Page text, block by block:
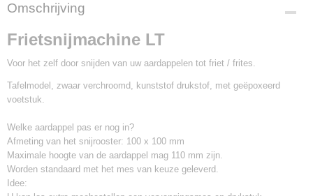
Omschrijving
Frietsnijmachine LT
Voor het zelf door snijden van uw aardappelen tot friet / frites.
Tafelmodel, zwaar verchroomd, kunststof drukstof, met geëpoxeerd
voetstuk.
Welke aardappel pas er nog in?
Afmeting van het snijrooster: 100 x 100 mm
Maximale hoogte van de aardappel mag 110 mm zijn.
Worden standaard met het mes van keuze geleverd.
Idee: